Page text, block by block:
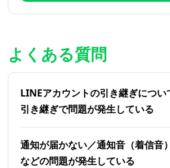
よくある質問
LINEアカウントの引き継ぎについ
引き継ぎで問題が発生している
通知が届かない／通知音（着信音
などの問題が発生している